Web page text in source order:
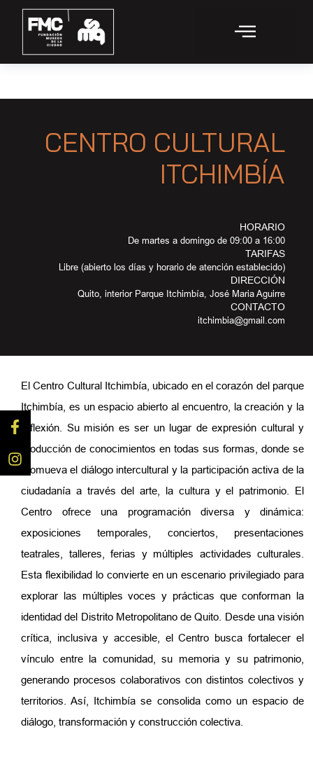
CENTRO CULTURAL
ITCHIMBÍA
HORARIO
De martes a domingo de 09:00 a 16:00
TARIFAS
Libre (abierto los días y horario de atención establecido)
DIRECCIÓN
Quito, interior Parque Itchimbía, José Maria Aguirre
CONTACTO
itchimbia@gmail.com
El Centro Cultural Itchimbía, ubicado en el corazón del parque
Itchimbía, es un espacio abierto al encuentro, la creación y la
reflexión. Su misión es ser un lugar de expresión cultural y
producción de conocimientos en todas sus formas, donde se
promueva el diálogo intercultural y la participación activa de la
ciudadanía a través del arte, la cultura y el patrimonio. El
Centro ofrece una programación diversa y dinámica:
exposiciones temporales, conciertos, presentaciones
teatrales, talleres, ferias y múltiples actividades culturales.
Esta flexibilidad lo convierte en un escenario privilegiado para
explorar las múltiples voces y prácticas que conforman la
identidad del Distrito Metropolitano de Quito. Desde una visión
crítica, inclusiva y accesible, el Centro busca fortalecer el
vínculo entre la comunidad, su memoria y su patrimonio,
generando procesos colaborativos con distintos colectivos y
territorios. Así, Itchimbía se consolida como un espacio de
diálogo, transformación y construcción colectiva.